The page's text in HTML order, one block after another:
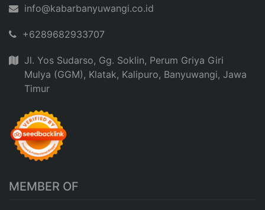
info@kabarbanyuwangi.co.id
+6289682933707
Jl. Yos Sudarso, Gg. Soklin, Perum Griya Giri
Mulya (GGM), Klatak, Kalipuro, Banyuwangi, Jawa
Timur
MEMBER OF